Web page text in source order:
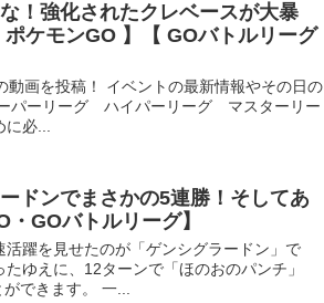
！強化されたクレベースが大暴
ケモンGO 】【 GOバトルリーグ
画を投稿！ イベントの最新情報やその日の
パーリーグ ハイパーリーグ マスターリー
に必...
ドンでまさかの5連勝！そしてあ
GOバトルリーグ】
躍を見せたのが「ゲンシグラードン」で
ゆえに、12ターンで「ほのおのパンチ」
できます。 一...